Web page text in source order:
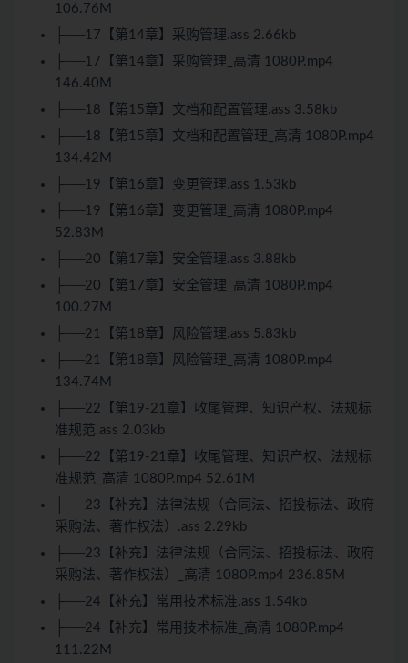
106.76M
├──17【第14章】采购管理.ass 2.66kb
├──17【第14章】采购管理_高清 1080P.mp4
146.40M
├──18【第15章】文档和配置管理.ass 3.58kb
├──18【第15章】文档和配置管理_高清 1080P.mp4
134.42M
├──19【第16章】变更管理.ass 1.53kb
├──19【第16章】变更管理_高清 1080P.mp4
52.83M
├──20【第17章】安全管理.ass 3.88kb
├──20【第17章】安全管理_高清 1080P.mp4
100.27M
├──21【第18章】风险管理.ass 5.83kb
├──21【第18章】风险管理_高清 1080P.mp4
134.74M
├──22【第19-21章】收尾管理、知识产权、法规标
准规范.ass 2.03kb
├──22【第19-21章】收尾管理、知识产权、法规标
准规范_高清 1080P.mp4 52.61M
├──23【补充】法律法规（合同法、招投标法、政府
采购法、著作权法）.ass 2.29kb
├──23【补充】法律法规（合同法、招投标法、政府
采购法、著作权法）_高清 1080P.mp4 236.85M
├──24【补充】常用技术标准.ass 1.54kb
├──24【补充】常用技术标准_高清 1080P.mp4
111.22M